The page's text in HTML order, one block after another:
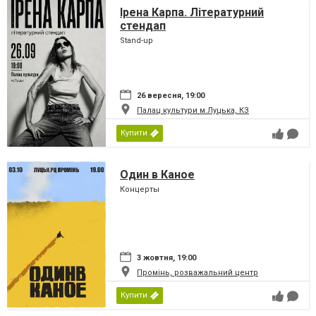
Ірена Карпа. Літературний
стендап
Stand-up
26 вересня, 19:00
Палац культури м.Луцька, КЗ
Купити
Один в Каное
Концерты
3 жовтня, 19:00
Промінь, розважальний центр
Купити